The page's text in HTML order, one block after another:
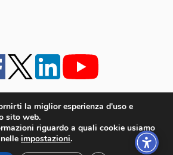
lavora con noi
Cookie policy UE
di Goliardica Editrice redazione in via Aquileia 64a,
la miglior esperienza d'uso e
sito web.
riguardo a quali cookie usiamo
impostazioni.